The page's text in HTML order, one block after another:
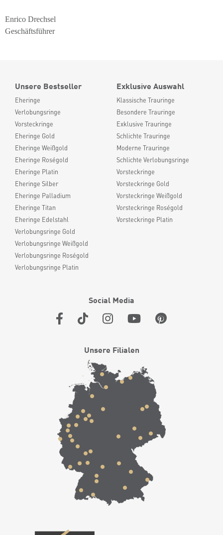
Enrico Drechsel
Geschäftsführer
Unsere Bestseller
Eheringe
Verlobungsringe
Vorsteckringe
Eheringe Gold
Eheringe Weißgold
Eheringe Roségold
Eheringe Platin
Eheringe Silber
Eheringe Palladium
Eheringe Titan
Eheringe Edelstahl
Verlobungsringe Gold
Verlobungsringe Weißgold
Verlobungsringe Roségold
Verlobungsringe Platin
Exklusive Auswahl
Klassische Trauringe
Besondere Trauringe
Exklusive Trauringe
Schlichte Trauringe
Moderne Trauringe
Schlichte Verlobungsringe
Vorsteckringe
Vorsteckringe Gold
Vorsteckringe Weißgold
Vorsteckringe Roségold
Vorsteckringe Platin
Social Media
Unsere Filialen